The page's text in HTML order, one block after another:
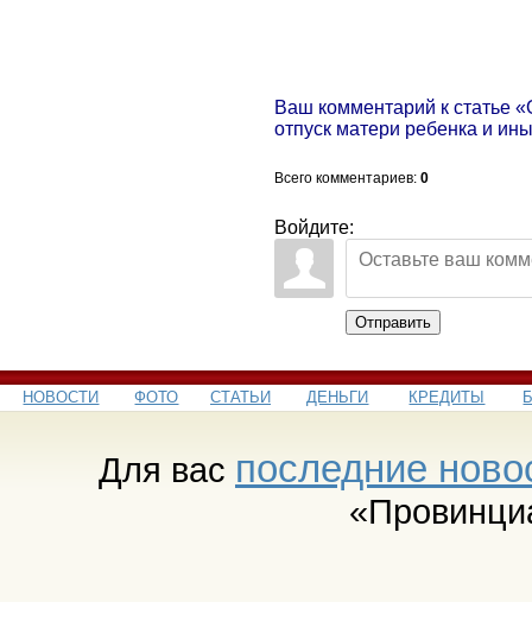
Ваш комментарий к статье
отпуск матери ребенка и
Всего комментариев: 0
Войдите:
Отправить
НОВОСТИ ФОТО СТАТЬИ ДЕНЬГИ КРЕДИТЫ
Для вас последние